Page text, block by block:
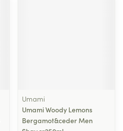
Umami
Umami Woody Lemons
Bergamot&ceder Men